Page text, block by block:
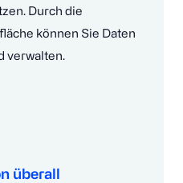
Durch die
können Sie Daten
verwalten.
überall